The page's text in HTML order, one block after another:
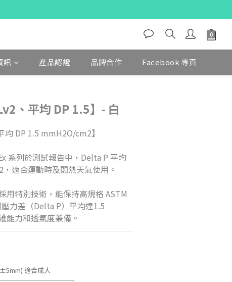
訊 產品認證 品牌合作 Facebook 專頁
、平均 DP 1.5】- 白
均 DP 1.5 mmH2O/cm2】
系列於測試報告中，Delta P 平均
適合運動時及悶熱天氣使用。
用特別技術，能保持高規格 ASTM
力差（Delta P）平均達1.5
能力和透氣度兼備。
適合成人